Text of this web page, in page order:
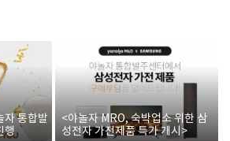
자 통합발
행
<야놀자 MRO, 숙박업소 위한 삼
성전자 가전제품 특가 개시>